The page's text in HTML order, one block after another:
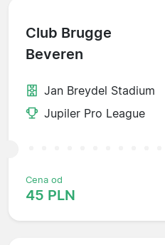
Club Brugge
Beveren
Jan Breydel Stadium
Jupiler Pro League
Cena od
45 PLN